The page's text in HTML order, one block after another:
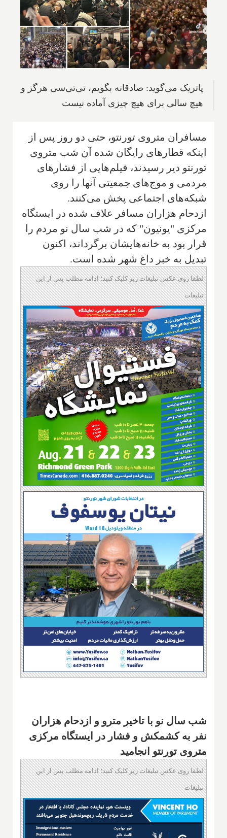
پاتریک می‌گوید: صادقانه بگویم، تی‌تی‌سی هرگز و
هیچ سالی برای هیچ چیزی آماده نیست
مسافران متروی تورنتو، حتی دو روز پس از
اینکه قطارهای رایگان شده آن شب متروی
تورنتو دیر رسیدند، فیلم‌هایی از فشارهای
مردمی و موج‌های جمعیتی آنها را روی
شبکه‌های اجتماعی پخش می‌کنند.
ازدحام هزاران مسافر علاف شده در ایستگاه
مرکزی "یونیون" که در شب سال نو مردم را
قرار بود به خانه‌هایشان برگرداند، اکنون
تبدیل به خبر داغ شهر شده است.
لطفا روی عکس تبلیغات زیر کلیک کنید؛ ادامه مطلب پس از این
تبلیغات
شب سال نو با تاخیر مترو و ازدحام هزاران
نفر به کشمکش و فشار در ایستگاه مرکزی
متروی تورنتو انجامید
لطفا روی عکس تبلیغات زیر کلیک کنید؛ ادامه مطلب پس از این
تبلیغات